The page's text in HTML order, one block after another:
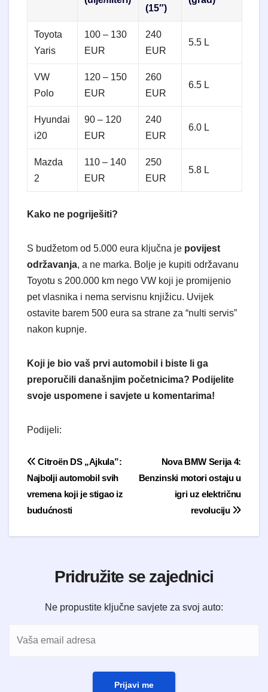
(15″)
Toyota
Yaris
100 – 130
EUR
240
EUR
5.5 L
VW
Polo
120 – 150
EUR
260
EUR
6.5 L
Hyundai
i20
90 – 120
EUR
240
EUR
6.0 L
Mazda
2
110 – 140
EUR
250
EUR
5.8 L
Kako ne pogriješiti?
​S budžetom od 5.000 eura ključna je povijest
održavanja, a ne marka. Bolje je kupiti održavanu
Toyotu s 200.000 km nego VW koji je promijenio
pet vlasnika i nema servisnu knjižicu. Uvijek
ostavite barem 500 eura sa strane za “nulti servis”
nakon kupnje.
Koji je bio vaš prvi automobil i biste li ga
preporučili današnjim početnicima? Podijelite
svoje uspomene i savjete u komentarima!
Podijeli:
Navigacija objavaNova BMW Serija 4:
Benzinski motori ostaju u
igri uz električnu
revoluciju
Citroën DS „Ajkula”:
Najbolji automobil svih
vremena koji je stigao iz
budućnosti
Pridružite se zajednici
Ne propustite ključne savjete za svoj auto:
Prijavi me